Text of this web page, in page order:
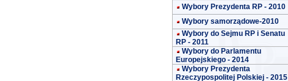
Wybory Prezydenta RP - 2010
Wybory samorządowe-2010
Wybory do Sejmu RP i Senatu
RP - 2011
Wybory do Parlamentu
Europejskiego - 2014
Wybory Prezydenta
Rzeczypospolitej Polskiej - 2015